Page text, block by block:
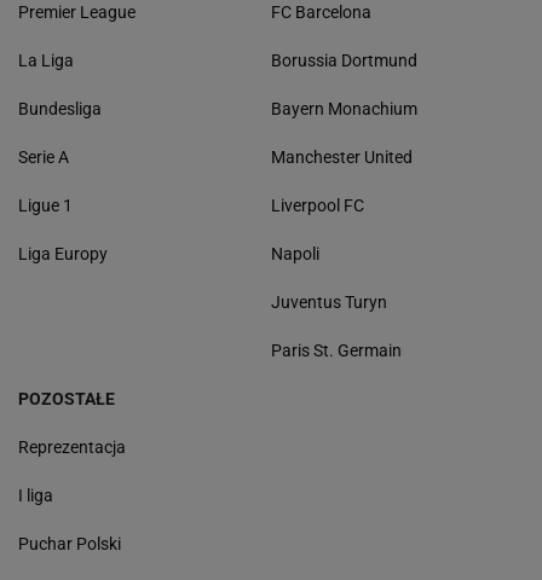
Premier League
La Liga
Bundesliga
Serie A
Ligue 1
Liga Europy
FC Barcelona
Borussia Dortmund
Bayern Monachium
Manchester United
Liverpool FC
Napoli
Juventus Turyn
Paris St. Germain
POZOSTAŁE
Reprezentacja
I liga
Puchar Polski